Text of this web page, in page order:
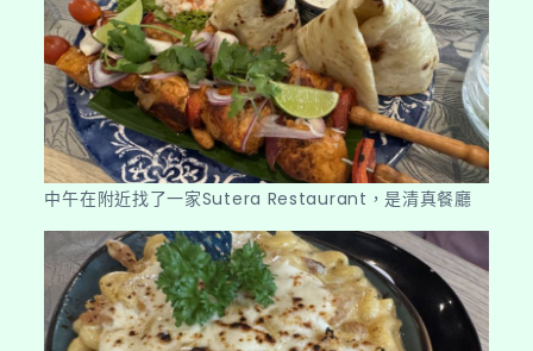
中午在附近找了一家Sutera Restaurant，是清真餐廳